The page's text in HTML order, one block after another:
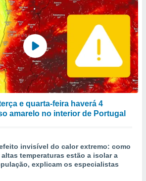
e quarta-feira haverá 4
amarelo no interior de Portugal
invisível do calor extremo: como
altas temperaturas estão a isolar a
explicam os especialistas